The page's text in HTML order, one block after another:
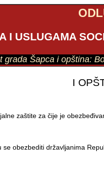
I USLUGAMA
grada Šapca i opština:
I
zaštite za čije je
obezbediti državljanima